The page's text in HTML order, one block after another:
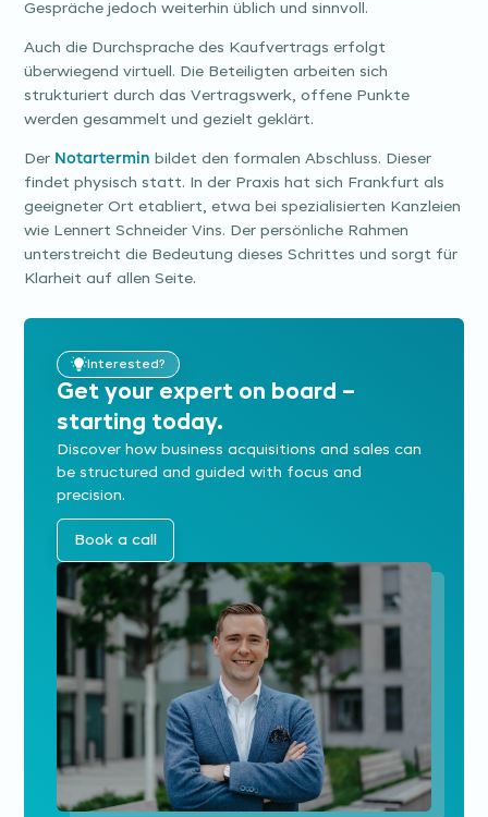
Gespräche jedoch weiterhin üblich und sinnvoll.
Auch die Durchsprache des Kaufvertrags erfolgt
überwiegend virtuell. Die Beteiligten arbeiten sich
strukturiert durch das Vertragswerk, offene Punkte
werden gesammelt und gezielt geklärt.
Der Notartermin bildet den formalen Abschluss. Dieser
findet physisch statt. In der Praxis hat sich Frankfurt als
geeigneter Ort etabliert, etwa bei spezialisierten Kanzleien
wie Lennert Schneider Vins. Der persönliche Rahmen
unterstreicht die Bedeutung dieses Schrittes und sorgt für
Klarheit auf allen Seite.
Interested?
Get your expert on board –
starting today.
Discover how business acquisitions and sales can
be structured and guided with focus and
precision.
Book a call